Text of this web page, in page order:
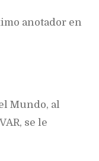
anotador en
Mundo, al
se le